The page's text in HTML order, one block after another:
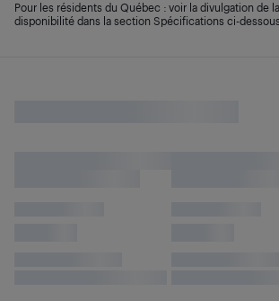
Pour les résidents du Québec : voir la divulgation de
disponibilité dans la section Spécifications ci-dessous.